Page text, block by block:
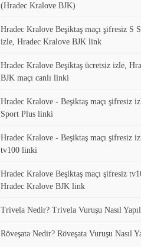
(Hradec Kralove BJK)
Hradec Kralove Beşiktaş maçı şifresiz S
izle, Hradec Kralove BJK link
Hradec Kralove Beşiktaş ücretsiz izle,
BJK maçı canlı linki
Hradec Kralove - Beşiktaş maçı şifresiz
Sport Plus linki
Hradec Kralove - Beşiktaş maçı şifresiz
tv100 linki
Hradec Kralove Beşiktaş maçı şifresiz
Hradec Kralove BJK link
Trivela Nedir? Trivela Vuruşu Nasıl
Röveşata Nedir? Röveşata Vuruşu Nasıl